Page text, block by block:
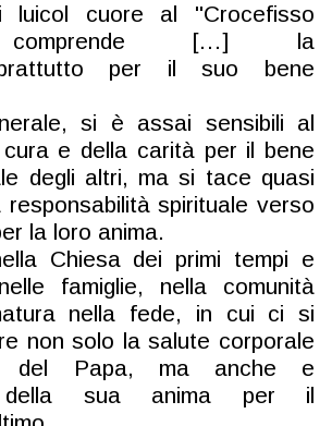
luicol cuore al "Crocefisso
[…] la
per il suo bene
si è assai sensibili al
cura e della carità per il bene
degli altri, ma si tace quasi
responsabilità spirituale verso
la loro anima.
Chiesa dei primi tempi e
famiglie, nella comunità
nella fede, in cui ci si
non solo la salute corporale
del Papa, ma anche e
della sua anima per il